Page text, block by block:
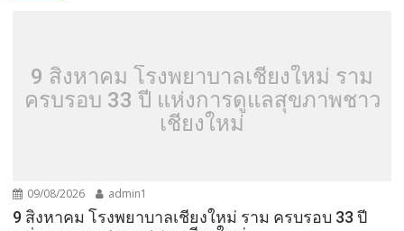
9 สิงหาคม โรงพยาบาลเชียงใหม่ ราม
ครบรอบ 33 ปี แห่งการดูแลสุขภาพชาว
เชียงใหม่
09/08/2026 admin1
9 สิงหาคม โรงพยาบาลเชียงใหม่ ราม ครบรอบ 33 ปี